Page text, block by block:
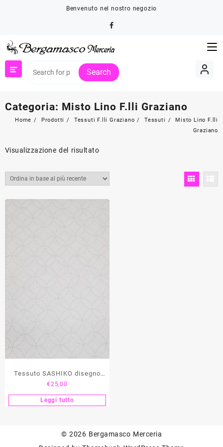
Benvenuto nel nostro negozio
Search
Categoria: Misto Lino F.lli Graziano
Home Prodotti Tessuti F.lli Graziano Tessuti
Misto Lino F.lli
Graziano
Visualizzazione del risultato
Tessuto SASHIKO disegno
Armonia
€25,00
Leggi tutto
© 2026 Bergamasco Merceria